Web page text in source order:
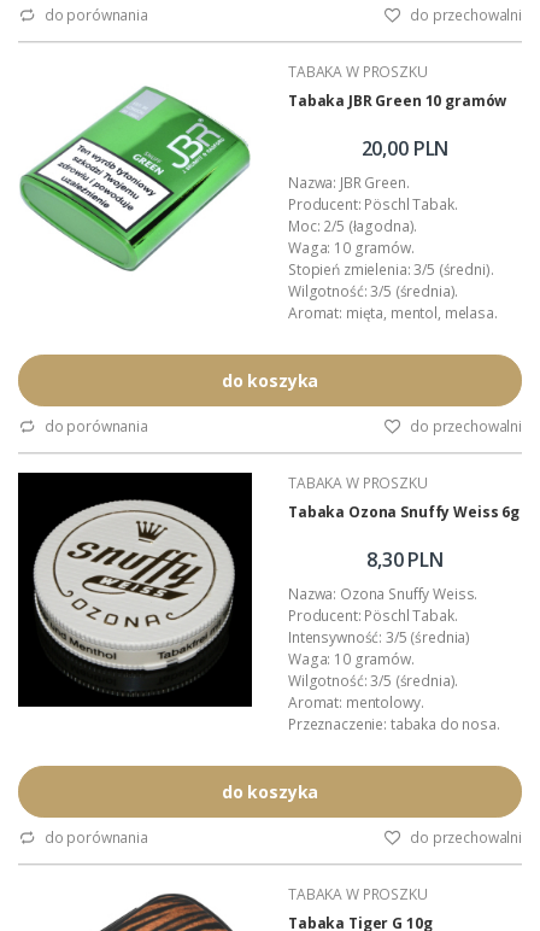
do porównania do przechowalni
TABAKA W PROSZKU
Tabaka JBR Green 10 gramów
20,00 PLN
Nazwa: JBR Green.
Producent: Pöschl Tabak.
Moc: 2/5 (łagodna).
Waga: 10 gramów.
Stopień zmielenia: 3/5 (średni).
Wilgotność: 3/5 (średnia).
Aromat: mięta, mentol, melasa.
Opakowanie: plastikowa
tabakiera.
Podana wartość to: cena za jedną
do koszyka
do porównania do przechowalni
TABAKA W PROSZKU
Tabaka Ozona Snuffy Weiss 6g
8,30 PLN
Nazwa: Ozona Snuffy Weiss.
Producent: Pöschl Tabak.
Intensywność: 3/5 (średnia)
Waga: 10 gramów.
Wilgotność: 3/5 (średnia).
Aromat: mentolowy.
Przeznaczenie: tabaka do nosa.
tabakiera.
Podana wartość to: cena za jedną
do koszyka
do porównania do przechowalni
TABAKA W PROSZKU
Tabaka Tiger G 10g